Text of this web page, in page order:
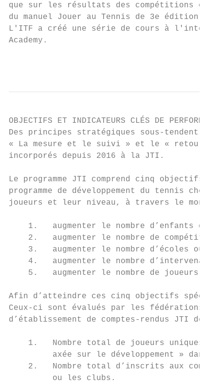
que sur les résultats des compétitions ou
du manuel Jouer au Tennis de 3e édition,
L'ITF a créé une série de cours à
Academy.
OBJECTIFS ET INDICATEURS CLÉS DE
Des principes stratégiques sous-tendent
« La mesure et le suivi » et le « retour
incorporés depuis 2016 à la JTI.
Le programme JTI comprend cinq
programme de développement du tennis
joueurs et leur niveau, à travers le
1.   augmenter le nombre d’enfants de
2.   augmenter le nombre de
3.   augmenter le nombre d’écoles ou
4.   augmenter le nombre
5.   augmenter le nombre de joueurs
Afin d’atteindre ces cinq objectifs
Ceux-ci sont évalués par les fédérations
d’établissement de comptes-rendus JTI de
1.   Nombre total de joueurs uniques
axée sur le développement » dans
2.   Nombre total d’inscrits aux
         ou les clubs.